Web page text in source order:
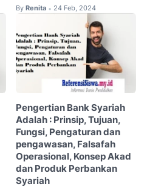
By Renita • 24 Feb, 2024
Pengertian Bank Syariah
Adalah : Prinsip, Tujuan,
Fungsi, Pengaturan dan
pengawasan, Falsafah
Operasional, Konsep Akad
dan Produk Perbankan
Syariah